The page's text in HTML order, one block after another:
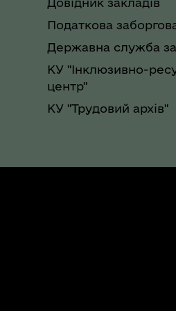
Податкова
Державна служба
КУ "Інклюзивно-
центр"
КУ "Трудовий архів"